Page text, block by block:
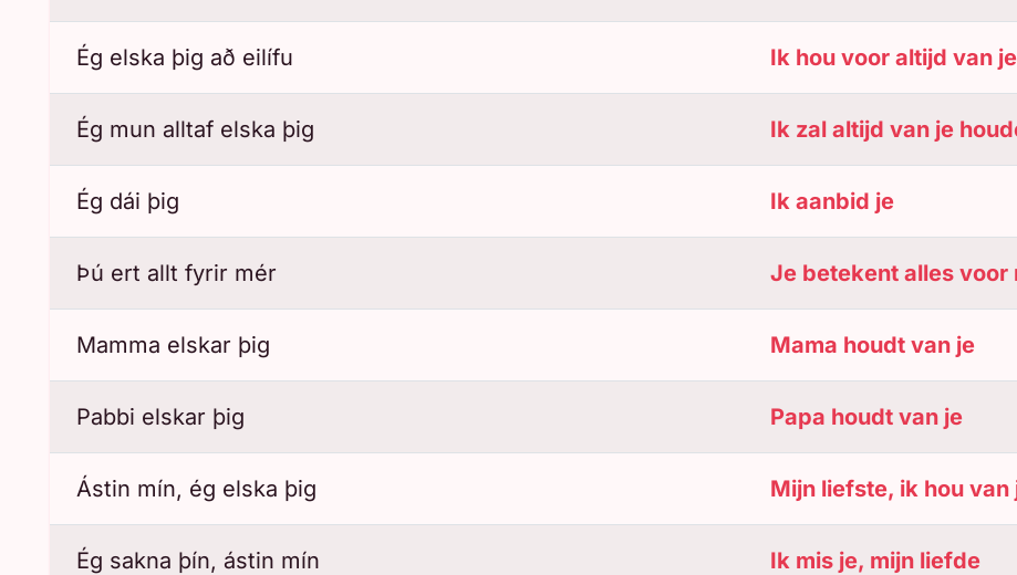
Ég elska þig að eilífu Ik hou voor altijd van je
Ég mun alltaf elska þig Ik zal altijd van je
Ég dái þig Ik aanbid je
Þú ert allt fyrir mér Je betekent alles voor
Mamma elskar þig Mama houdt van je
Pabbi elskar þig Papa houdt van je
Ástin mín, ég elska þig Mijn liefste, ik hou van
Ég sakna þín, ástin mín Ik mis je, mijn liefde